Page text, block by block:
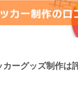
ーグッズ制作は